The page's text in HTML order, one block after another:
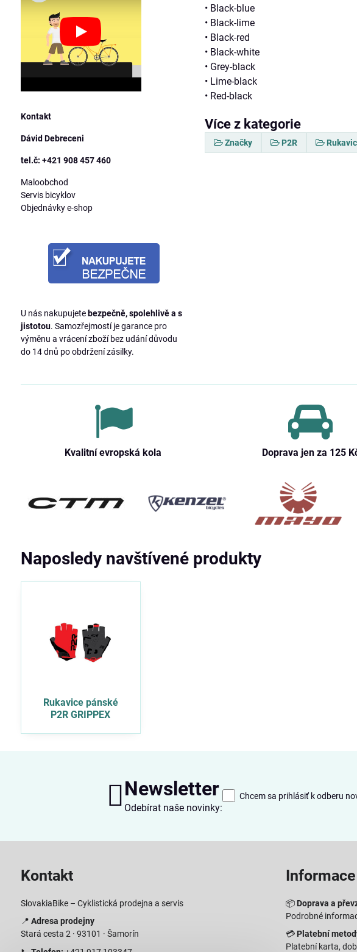
• Black-blue
• Black-lime
• Black-red
• Black-white
• Grey-black
• Lime-black
• Red-black
Více z kategorie
Značky P2R
Kontakt
Dávid Debreceni
tel.č: +421 908 457 460
Maloobchod
Servis bicyklov
Objednávky e-shop
U nás nakupujete bezpečně, spolehlivě a s
jistotou. Samozřejmostí je garance pro
výměnu a vrácení zboží bez udání důvodu
do 14 dnů po obdržení zásilky.
Kvalitní evropská kola Doprava jen za 125
Naposledy navštívené produkty
Rukavice pánské
P2R GRIPPEX
Newsletter
Odebírat naše novinky:
Chcem sa prihlásiť k odberu
Kontakt
SlovakiaBike – Cyklistická prodejna a servis
📍 Adresa prodejny
Stará cesta 2 · 93101 · Šamorín
Informace
📦 Doprava a
Podrobné
💳 Platební
Platební karta,